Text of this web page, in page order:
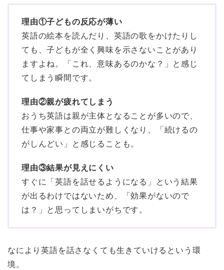
理由①子どもの反応が薄い
英語の絵本を読んだり、英語の歌をかけたりし
ても、子どもが全く興味を示さないことがあり
ますよね。「これ、意味あるのかな？」と感じ
てしまう瞬間です。
理由②親が疲れてしまう
おうち英語は親が主体となることが多いので、
仕事や家事との両立が難しくなり、「続けるの
がしんどい」と感じることも。
理由③結果が見えにくい
すぐに「英語を話せるようになる」という結果
が出るわけではないため、「効果がないので
は？」と思ってしまいがちです。
なにより英語を話さなくても生きていけるという環
境。